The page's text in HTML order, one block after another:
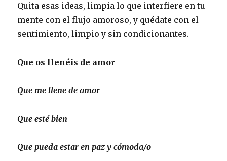
Quita esas ideas, limpia lo que interfiere en tu
mente con el flujo amoroso, y quédate con el
sentimiento, limpio y sin condicionantes.
Que os llenéis de amor
Que me llene de amor
Que esté bien
Que pueda estar en paz y cómoda/o